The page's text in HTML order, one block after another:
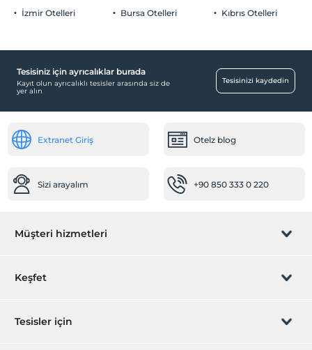
İzmir Otelleri Bursa Otelleri Kıbrıs Otelleri
Tesisiniz için ayrıcalıklar burada
Kayıt olun ayrıcalıklı tesisler arasında siz de
yer alın
Tesisinizi kaydedin
Extranet Giriş Otelz blog
Sizi arayalım +90 850 333 0 220
Müşteri hizmetleri
Rezervasyon yönet
Keşfet
Hediye Kart
Tesisler için